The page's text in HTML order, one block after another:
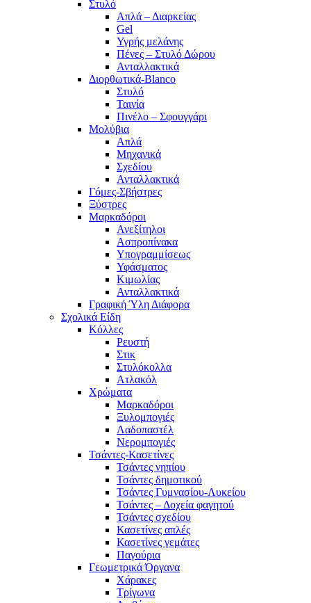
Στυλό
Απλά – Διαρκείας
Gel
Υγρής μελάνης
Πένες – Στυλό Δώρου
Ανταλλακτικά
Διορθωτικά-Blanco
Στυλό
Ταινία
Πινέλο – Σφουγγάρι
Μολύβια
Απλά
Μηχανικά
Σχεδίου
Ανταλλακτικά
Γόμες-Σβήστρες
Ξύστρες
Μαρκαδόροι
Ανεξίτηλοι
Ασπροπίνακα
Υπογραμμίσεως
Υφάσματος
Κιμωλίας
Ανταλλακτικά
Γραφική Ύλη Διάφορα
Σχολικά Είδη
Κόλλες
Ρευστή
Στικ
Στυλόκολλα
Ατλακόλ
Χρώματα
Μαρκαδόροι
Ξυλομπογιές
Λαδοπαστέλ
Νερομπογιές
Τσάντες-Κασετίνες
Τσάντες νηπίου
Τσάντες δημοτικού
Τσάντες Γυμνασίου-Λυκείου
Τσάντες – Δοχεία φαγητού
Τσάντες σχεδίου
Κασετίνες απλές
Κασετίνες γεμάτες
Παγούρια
Γεωμετρικά Όργανα
Χάρακες
Τρίγωνα